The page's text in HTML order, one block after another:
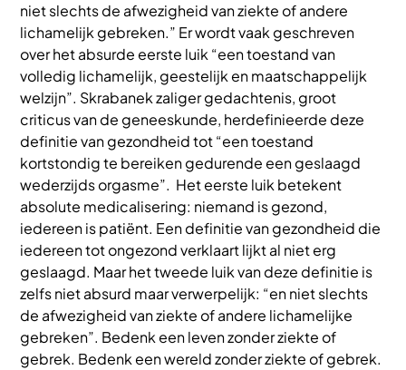
niet slechts de afwezigheid van ziekte of andere
lichamelijk gebreken.” Er wordt vaak geschreven
over het absurde eerste luik “een toestand van
volledig lichamelijk, geestelijk en maatschappelijk
welzijn”. Skrabanek zaliger gedachtenis, groot
criticus van de geneeskunde, herdefinieerde deze
definitie van gezondheid tot “een toestand
kortstondig te bereiken gedurende een geslaagd
wederzijds orgasme”. Het eerste luik betekent
absolute medicalisering: niemand is gezond,
iedereen is patiënt. Een definitie van gezondheid die
iedereen tot ongezond verklaart lijkt al niet erg
geslaagd. Maar het tweede luik van deze definitie is
zelfs niet absurd maar verwerpelijk: “en niet slechts
de afwezigheid van ziekte of andere lichamelijke
gebreken”. Bedenk een leven zonder ziekte of
gebrek. Bedenk een wereld zonder ziekte of gebrek.